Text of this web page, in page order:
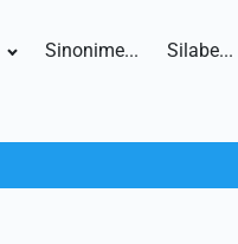
Sinonime... Silabe...